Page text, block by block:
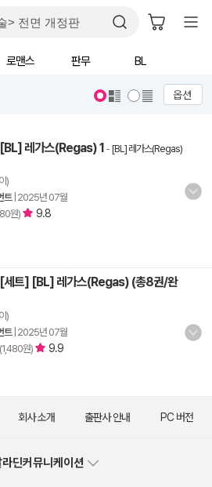
로맨스 판무 BL
옵션
레가스(Regas) 1 - [BL] 레가스(Regas)
)
트| 2025년 07월
원) 9.8
세트] [BL] 레가스(Regas) (총8권/완
)
트| 2025년 07월
원) 9.9
회사 소개 출판사 안내 PC 버전
딘커뮤니케이션